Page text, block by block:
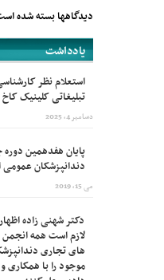
دیدگاهها بسته شده
یادداشت
استعلام نظر
تبلیغاتی کلینیک
دسامبر 4, 2025
پایان هفدهمین
دندانپزشکان عمومی
می 15, 2019
دکتر شهنی زاده
لازم است همه
های تجاری
موجود را با